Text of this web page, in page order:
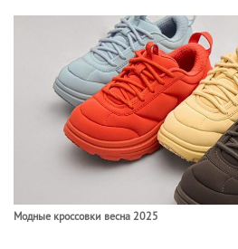
Модные кроссовки весна 2025